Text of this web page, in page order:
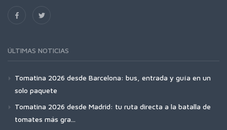
ÚLTIMAS NOTICIAS
Tomatina 2026 desde Barcelona: bus, entrada y guía en un
solo paquete
Tomatina 2026 desde Madrid: tu ruta directa a la batalla de
tomates más gra...